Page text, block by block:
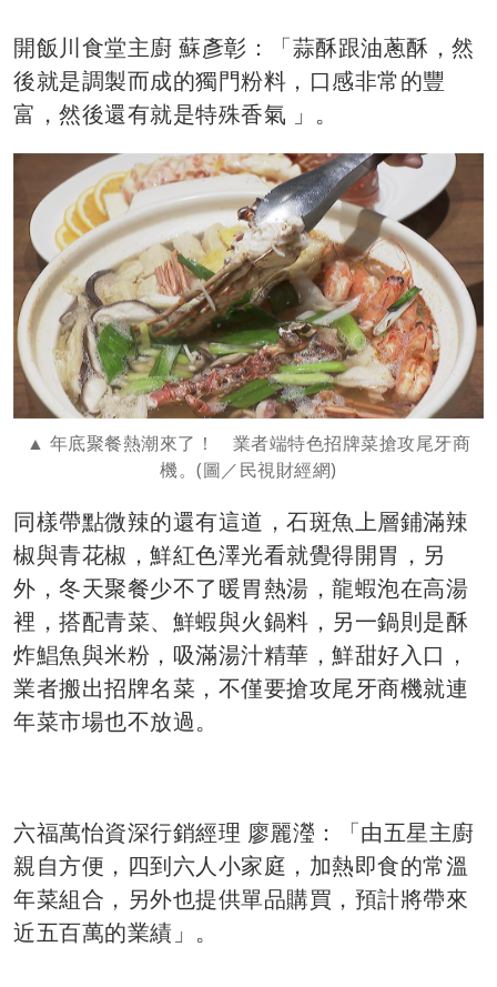
開飯川食堂主廚 蘇彥彰：「蒜酥跟油蔥酥，然
後就是調製而成的獨門粉料，口感非常的豐
富，然後還有就是特殊香氣 」。
年底聚餐熱潮來了！ 業者端特色招牌菜搶攻尾牙商
機。(圖／民視財經網)
同樣帶點微辣的還有這道，石斑魚上層鋪滿辣
椒與青花椒，鮮紅色澤光看就覺得開胃，另
外，冬天聚餐少不了暖胃熱湯，龍蝦泡在高湯
裡，搭配青菜、鮮蝦與火鍋料，另一鍋則是酥
炸鯧魚與米粉，吸滿湯汁精華，鮮甜好入口，
業者搬出招牌名菜，不僅要搶攻尾牙商機就連
年菜市場也不放過。
六福萬怡資深行銷經理 廖麗瀅：「由五星主廚
親自方便，四到六人小家庭，加熱即食的常溫
年菜組合，另外也提供單品購買，預計將帶來
近五百萬的業績」。